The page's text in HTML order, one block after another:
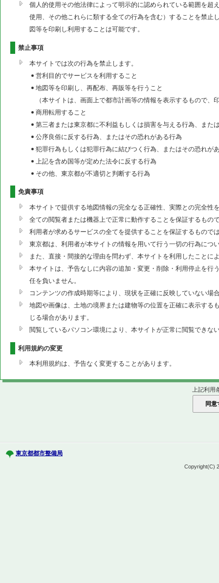
個人的使用その他法律によって明示的に認められている範囲を
使用、その他これらに類する全ての行為を含む）することを禁
図等を印刷し利用することは可能です。
禁止事項
本サイトでは次の行為を禁止します。
営利目的でサービスを利用すること
地図等を印刷し、再配布、再販等を行うこと
（本サイトは、画面上で都市計画等の情報を表示するもので、
商用転用すること
第三者または東京都に不利益もしくは損害を与える行為、また
公序良俗に反する行為、またはその恐れがある行為
犯罪行為もしくは犯罪行為に結びつく行為、またはその恐れが
上記を含め国等が定めた法令に反する行為
その他、東京都が不適切と判断する行為
免責事項
本サイトで提供する地図情報の完全なる正確性、実際との完全性
全ての閲覧者または機器上で正常に動作することを保証するもの
利用者が求めるサービスの全てを提供することを保証するもので
東京都は、利用者が本サイトの情報を用いて行う一切の行為につ
また、直接・間接的な理由を問わず、本サイトを利用したこと
本サイトは、予告なしに内容の追加・変更・削除・利用停止を
任を負いません。
コンテンツの作成時期等により、現状を正確に反映していない場
地図や画像は、土地の境界または建物等の位置を正確に表示す
じる場合があります。
閲覧しているパソコン環境により、本サイトが正常に閲覧できな
利用規約の変更
本利用規約は、予告なく変更することがあります。
上記利用
東京都都市整備局
Copyright(C)